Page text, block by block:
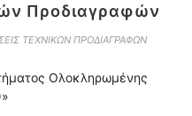
Προδιαγραφών
ΤΕΧΝΙΚΩΝ ΠΡΟΔΙΑΓΡΑΦΩΝ
Ολοκληρωμένης